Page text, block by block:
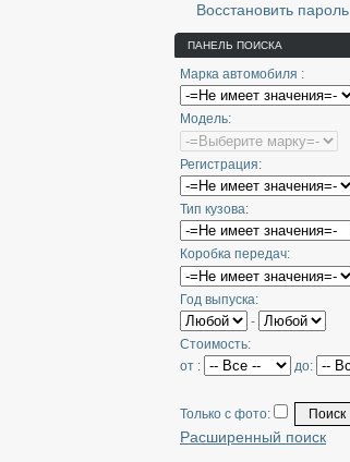
Восстановить пароль
ПАНЕЛЬ ПОИСКА
Марка автомобиля :
Модель:
Регистрация:
Тип кузова:
Коробка передач:
Год выпуска:
-
Стоимость:
от :
до:
Только с фото:
Расширенный поиск